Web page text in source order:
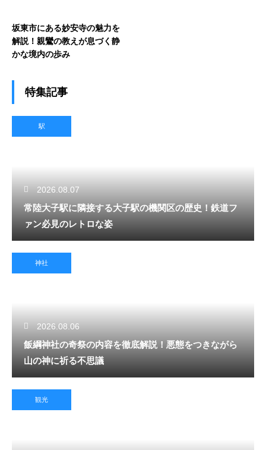
坂東市にある妙安寺の魅力を
解説！親鸞の教えが息づく静
かな境内の歩み
特集記事
駅
2026.08.07
常陸大子駅に隣接する大子駅の機関区の歴史！鉄道フ
ァン必見のレトロな姿
神社
2026.08.06
飯綱神社の奇祭の内容を徹底解説！悪態をつきながら
山の神に祈る不思議
観光